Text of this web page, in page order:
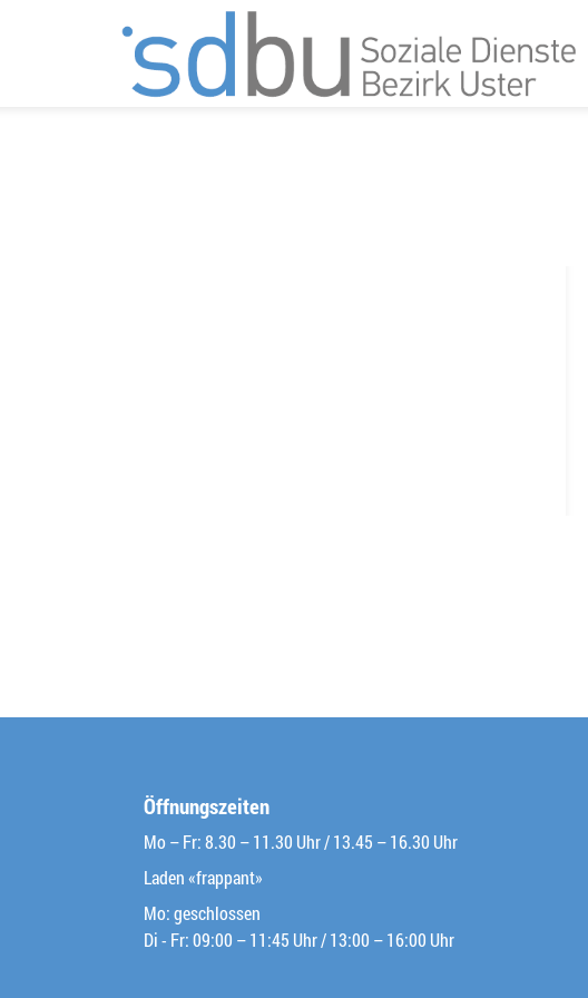
Öffnungszeiten
Mo – Fr: 8.30 – 11.30 Uhr / 13.45 – 16.30 Uhr
Laden «frappant»
Mo: geschlossen
Di - Fr: 09:00 – 11:45 Uhr / 13:00 – 16:00 Uhr